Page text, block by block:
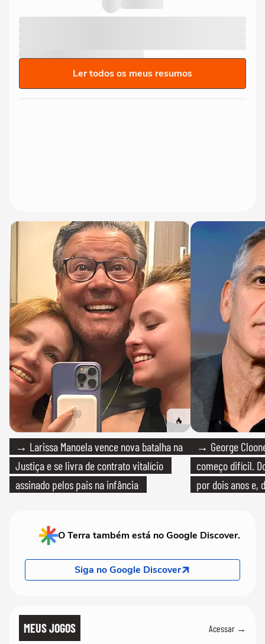
Ler todos os meus resumos
→ Larissa Manoela vence nova batalha na
Justiça e se livra de contrato vitalício
assinado pelos pais na infância
→ George
começo difícil.
por dois anos e,
O Terra também está no Google Discover.
Siga no Google Discover
MEUS JOGOS Acessar →